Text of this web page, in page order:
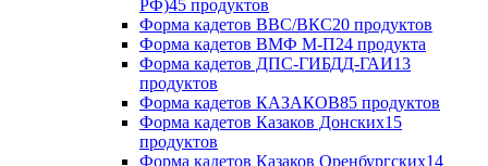
РФ)45 продуктов
Форма кадетов ВВС/ВКС20 продуктов
Форма кадетов ВМФ М-П24 продукта
Форма кадетов ДПС-ГИБДД-ГАИ13
продуктов
Форма кадетов КАЗАКОВ85 продуктов
Форма кадетов Казаков Донских15
продуктов
Форма кадетов Казаков Оренбургских14